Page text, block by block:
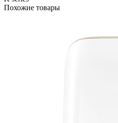
Похожие товары